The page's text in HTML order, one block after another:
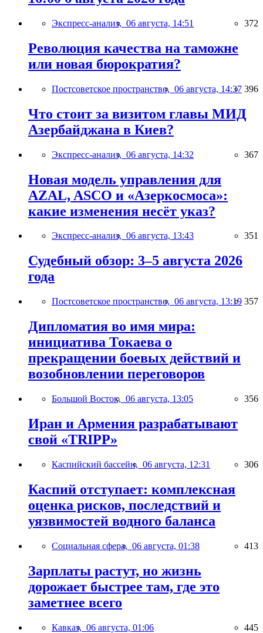
Экспресс-анализ, 06 августа, 14:51 372
Революция качества на таможне
или новая бюрократия?
Постсоветское пространство, 06 августа, 14:37 396
Что стоит за визитом главы МИД
Азербайджана в Киев?
Экспресс-анализ, 06 августа, 14:32 367
Новая модель управления для
AZAL, ASCO и «Азеркосмоса»:
какие изменения несёт указ?
Экспресс-анализ, 06 августа, 13:43 351
Судебный обзор: 3–5 августа 2026
года
Постсоветское пространство, 06 августа, 13:19 357
Дипломатия во имя мира:
инициатива Токаева о
прекращении боевых действий и
возобновлении переговоров
Большой Восток, 06 августа, 13:05 356
Иран и Армения разрабатывают
свой «TRIPP»
Каспийский бассейн, 06 августа, 12:31 306
Каспий отступает: комплексная
оценка рисков, последствий и
уязвимостей водного баланса
Социальная сфера, 06 августа, 01:38 413
Зарплаты растут, но жизнь
дорожает быстрее там, где это
заметнее всего
Кавказ, 06 августа, 01:06 445